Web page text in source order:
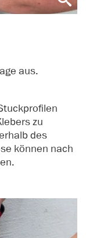
aus.
zu
des
können nach